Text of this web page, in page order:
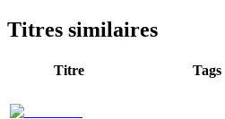
Titres similaires
Titre Tags